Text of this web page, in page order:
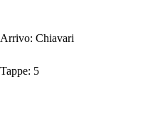
Arrivo: Chiavari
Tappe: 5